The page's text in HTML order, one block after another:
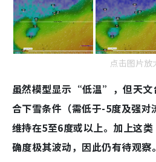
点击图片放
虽然模型显示“低温”，但天文
合下雪条件（需低于-5度及强对
维持在5至6度或以上。加上这
确度极其波动，因此仍有待观察。